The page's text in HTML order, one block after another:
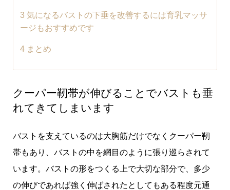
3 気になるバストの下垂を改善するには育乳マッサ
ージもおすすめです
4 まとめ
クーパー靭帯が伸びることでバストも垂
れてきてしまいます
バストを支えているのは大胸筋だけでなくクーパー靭
帯もあり、バストの中を網目のように張り巡らされて
います。バストの形をつくる上で大切な部分で、多少
の伸びであれば強く伸ばされたとしてもある程度元通